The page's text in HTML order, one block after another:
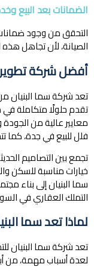
الضمانات بعد البيع
التحقق من وجود
الصيانة، لأن تجاهل
أفضل شركة
تعد شركة سما البنيان
تقدم حلولًا متكاملة في
معايير عالية من
فلل للبيع في جدة، كما
تجمع بين التصاميم
خيارات مناسبة للسكن
سما البنيان إلى بناء
التملك العقاري في
لماذا تعد سما
تعد شركة سما البنيان
لعدة أسباب مهمة، من